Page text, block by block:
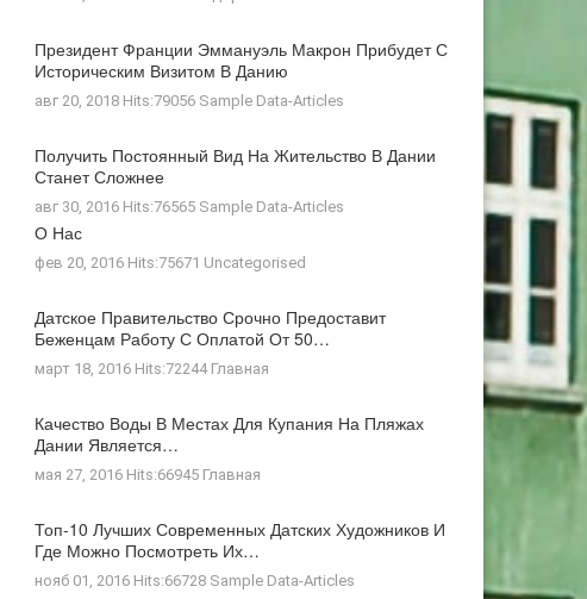
Президент Франции Эммануэль Макрон Прибудет С
Историческим Визитом В Данию
авг 20, 2018 Hits:79056 Sample Data-Articles
Получить Постоянный Вид На Жительство В Дании
Станет Сложнее
авг 30, 2016 Hits:76565 Sample Data-Articles
О Нас
фев 20, 2016 Hits:75671 Uncategorised
Датское Правительство Срочно Предоставит
Беженцам Работу С Оплатой От 50…
март 18, 2016 Hits:72244 Главная
Качество Воды В Местах Для Купания На Пляжах
Дании Является…
мая 27, 2016 Hits:66945 Главная
Топ-10 Лучших Современных Датских Художников И
Где Можно Посмотреть Их…
нояб 01, 2016 Hits:66728 Sample Data-Articles